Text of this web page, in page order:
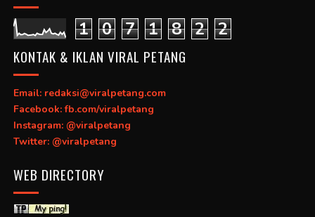
1 0 7 1 8 2 2
KONTAK & IKLAN VIRAL PETANG
Email: redaksi@viralpetang.com
Facebook: fb.com/viralpetang
Instagram: @viralpetang
Twitter: @viralpetang
WEB DIRECTORY